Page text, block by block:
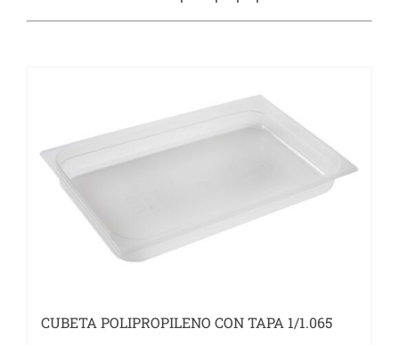
Catering
91 629 17 10
CUBETA POLIPROPILENO CON TAPA 1/1.065